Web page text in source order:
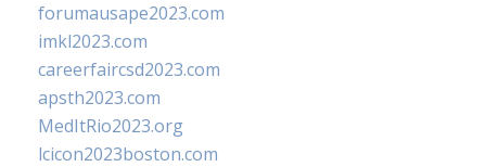
forumausape2023.com
imkl2023.com
careerfaircsd2023.com
apsth2023.com
MedItRio2023.org
lcicon2023boston.com